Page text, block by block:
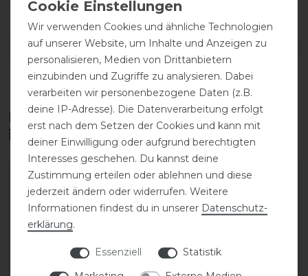
DETAILS ZUR PRODUKTSICHERHEIT
Diese Produkte könnten dich auch
interessieren
Wir verwenden Cookies und ähnliche Technologien
auf unserer Website, um Inhalte und Anzeigen zu
personalisieren, Medien von Drittanbietern
einzubinden und Zugriffe zu analysieren. Dabei
verarbeiten wir personenbezogene Daten (z.B.
deine IP-Adresse). Die Datenverarbeitung erfolgt
erst nach dem Setzen der Cookies und kann mit
deiner Einwilligung oder aufgrund berechtigten
Interesses geschehen. Du kannst deine
Zustimmung erteilen oder ablehnen und diese
jederzeit ändern oder widerrufen. Weitere
Informationen findest du in unserer Daten­schutz­
erklärung.
Essenziell
Statistik